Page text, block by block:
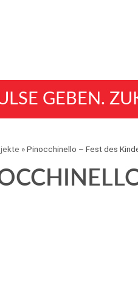
GEBEN.
»Pinocchinello – Fest des